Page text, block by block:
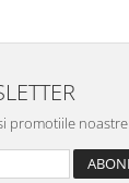
promotiile noastre